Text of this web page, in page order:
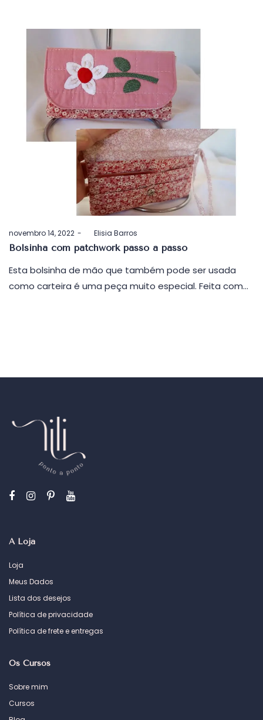
Postado
em
novembro 14, 2022 byElisia Barros
Bolsinha com patchwork passo a passo
Esta bolsinha de mão que também pode ser usada
como carteira é uma peça muito especial. Feita com…
A Loja
Loja
Meus Dados
Lista dos desejos
Política de privacidade
Política de frete e entregas
Os Cursos
Sobre mim
Cursos